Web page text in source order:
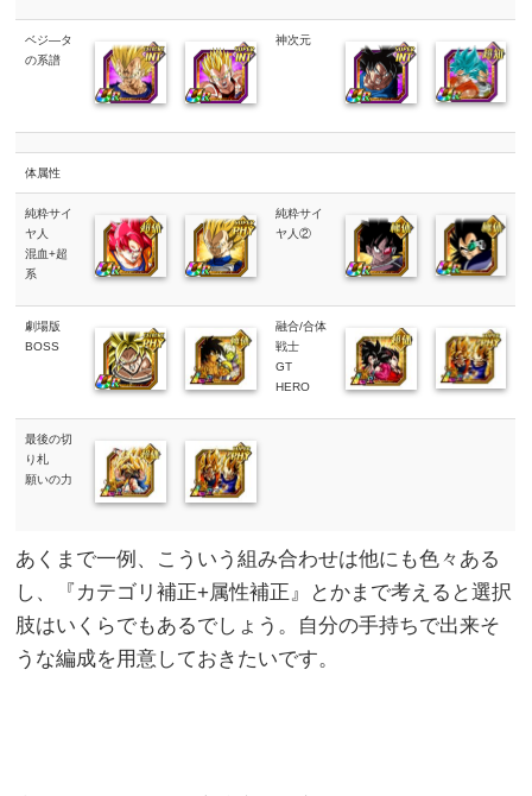
ベジ―タ
の系譜
神次元
体属性
純粋サイ
ヤ人
混血+超
系
純粋サイ
ヤ人②
劇場版
BOSS
融合/合体
戦士
GT
HERO
最後の切
り札
願いの力
あくまで一例、こういう組み合わせは他にも色々ある
し、『カテゴリ補正+属性補正』とかまで考えると選択
肢はいくらでもあるでしょう。自分の手持ちで出来そ
うな編成を用意しておきたいです。